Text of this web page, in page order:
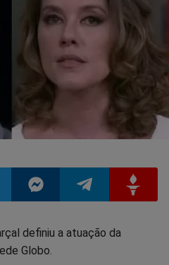
CompartilharCompartilhar
definiu a atuação da
Globo.